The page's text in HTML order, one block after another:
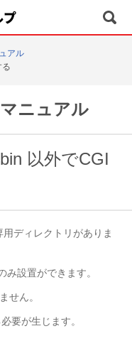
プ
アル
る
ニュアル
以外でCGI
ディレクトリがありま
設置ができます。
せん。
要が生じます。